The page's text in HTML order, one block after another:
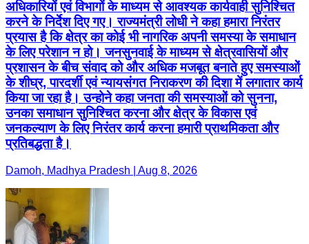
अधिकारियों एवं विभागों के माध्यम से आवश्यक कार्यवाही सुनिश्चित
करने के निर्देश दिए गए। राज्यमंत्री लोधी ने कहा हमारा निरंतर
प्रयास है कि क्षेत्र का कोई भी नागरिक अपनी समस्या के समाधान
के लिए परेशान न हो। जनसुनवाई के माध्यम से क्षेत्रवासियों और
प्रशासन के बीच संवाद को और अधिक मजबूत बनाते हुए समस्याओं
के शीघ्र, पारदर्शी एवं न्यायसंगत निराकरण की दिशा में लगातार कार्य
किया जा रहा है। उन्होने कहा जनता की समस्याओं को सुनना,
उनका समाधान सुनिश्चित करना और क्षेत्र के विकास एवं
जनकल्याण के लिए निरंतर कार्य करना हमारी प्राथमिकता और
प्रतिबद्धता है।
Damoh, Madhya Pradesh | Aug 8, 2026